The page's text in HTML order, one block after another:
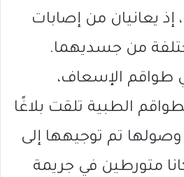
إذ يعانيان من إصابات
من جسديهما.
الإسعاف،
الطبية تلقت بلاغًا
وصولها تم توجيهها إلى
متورطين في جريمة